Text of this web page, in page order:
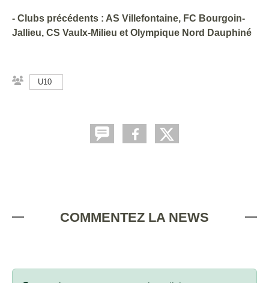
- Clubs précédents : AS Villefontaine, FC Bourgoin-
Jallieu, CS Vaulx-Milieu et Olympique Nord Dauphiné
U10
COMMENTEZ LA NEWS